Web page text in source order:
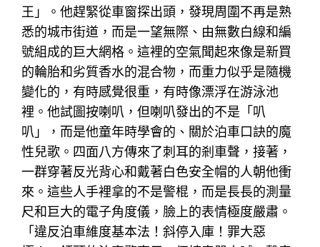
王」。他趕緊從車窗探出頭，發現周圍不再是熟
悉的城市街道，而是一望無際、由無數白線和編
號組成的巨大網格。這裡的空氣聞起來像是新買
的輪胎和劣質香水的混合物，而重力似乎是隨機
變化的，有時感覺很重，有時像漂浮在游泳池
裡。他試圖按喇叭，但喇叭發出的不是「叭
叭」，而是他童年時學會的、關於泊車口訣的魔
性兒歌。四面八方傳來了刺耳的剎車聲，接著，
一群穿著反光背心和戴著白色安全帽的人朝他衝
來。這些人手裡拿的不是警棍，而是長長的測量
尺和巨大的電子角度儀，臉上的表情極度嚴肅。
「違反泊車維度基本法！斜停入庫！罪大惡